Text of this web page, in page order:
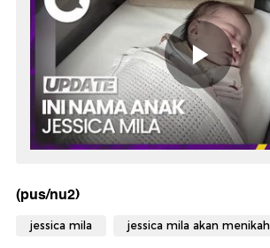
(pus/nu2)
jessica mila jessica mila akan menikah